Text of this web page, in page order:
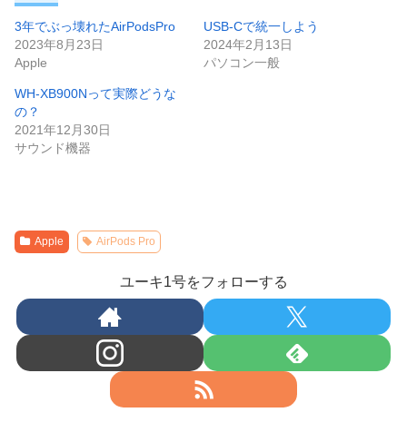
3年でぶっ壊れたAirPodsPro
2023年8月23日
Apple
USB-Cで統一しよう
2024年2月13日
パソコン一般
WH-XB900Nって実際どうな
の？
2021年12月30日
サウンド機器
Apple AirPods Pro
ユーキ1号をフォローする